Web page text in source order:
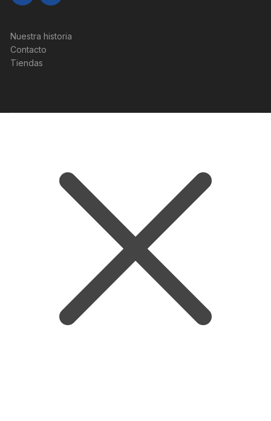
Nuestra historia
Contacto
Tiendas